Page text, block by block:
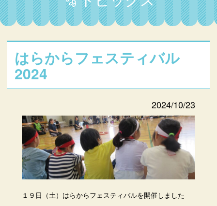
はらからフェスティバル
2024
2024/10/23
１９日（土）はらからフェスティバルを開催しました